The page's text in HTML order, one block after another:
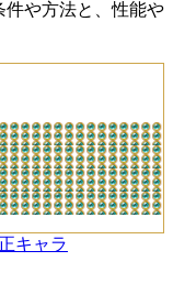
件や方法と、性能や
キャラ